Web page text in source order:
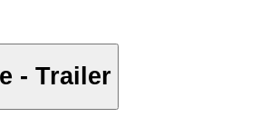
- Trailer